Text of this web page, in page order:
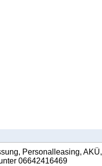
Personalleasing, AKÜ,
06642416469